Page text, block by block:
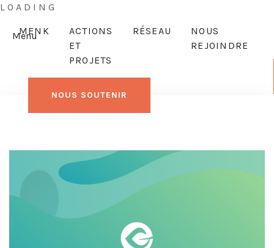
L O A D I N G
Menu
MENK
ACTIONS
ET
PROJETS
RÉSEAU
NOUS
REJOINDRE
NOUS SOUTENIR